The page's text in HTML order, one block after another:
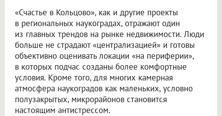
«Счастье в Кольцово», как и другие проекты
в региональных наукоградах, отражают один
из главных трендов на рынке недвижимости. Люди
больше не страдают «централизацией» и готовы
объективно оценивать локации «на периферии»,
в которых подчас созданы более комфортные
условия. Кроме того, для многих камерная
атмосфера наукоградов как маленьких, условно
полузакрытых, микрорайонов становится
настоящим антистрессом.